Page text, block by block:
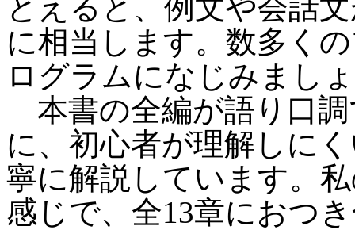
とえると、例文や会話
に相当します。数多く
ログラムになじみまし
本書の全編が語り口
に、初心者が理解しに
寧に解説しています。
感じで、全13章におつ